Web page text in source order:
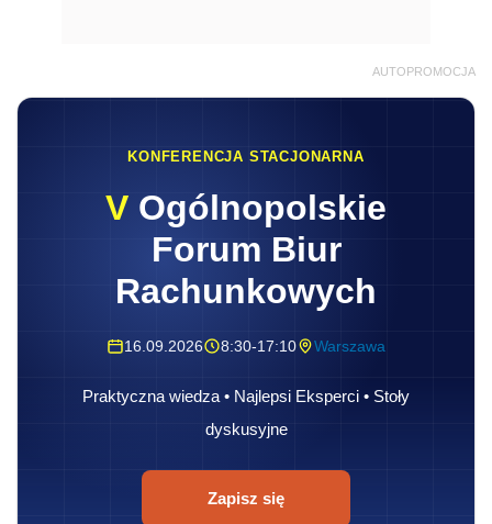
AUTOPROMOCJA
KONFERENCJA STACJONARNA
V Ogólnopolskie
Forum Biur
Rachunkowych
16.09.2026 8:30-17:10 Warszawa
Praktyczna wiedza • Najlepsi Eksperci • Stoły
dyskusyjne
Zapisz się